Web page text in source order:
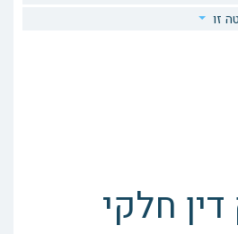
זו
חלקי